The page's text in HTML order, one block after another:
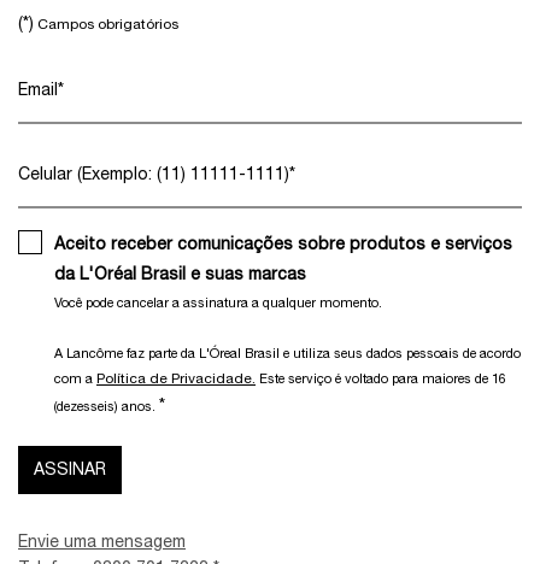
(*) Campos obrigatórios
Email *
Celular (Exemplo: (11) 11111-1111)*
Aceito receber comunicações sobre produtos e serviços
da L'Oréal Brasil e suas marcas
Você pode cancelar a assinatura a qualquer momento.​
A Lancôme faz parte da L'Óreal Brasil e utiliza seus dados pessoais de acordo
com a Política de Privacidade. Este serviço é voltado para maiores de 16
(dezesseis) anos. *
ASSINAR
Envie uma mensagem